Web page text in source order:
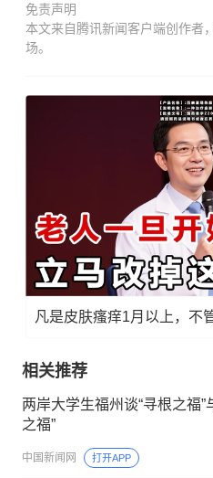
免责声明
本文来自腾讯新闻客户端创作者
场。
相关推荐
两岸大学生福州谈“寻根之福”
之福”
中国新闻网 打开APP